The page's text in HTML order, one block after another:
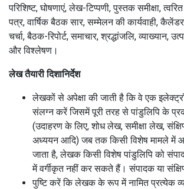
परिशिष्ट, घोषणाएं, लेख-टिप्पणी, पुस्तक समीक्षा,
पत्र, वार्षिक बैठक सार, सम्मेलन की कार्यवाही,
चर्चा, बैठक-रिपोर्ट, समाचार, श्रद्धांजलि, व्याख्यान,
और विश्लेषण।
लेख तैयारी दिशानिर्देश
लेखकों से अपेक्षा की जाती है कि वे एक
संलग्न करें जिसमें पूरी तरह से पांडुलिपि के
(उदाहरण के लिए, शोध लेख, समीक्षा लेख,
अध्ययन आदि) जब तक किसी विशेष मामले में
जाता है, लेखक किसी विशेष पांडुलिपि को
में वर्गीकृत नहीं कर सकते हैं। संपादक या
पुष्टि करें कि लेखक के रूप में नामित प्रत्येक